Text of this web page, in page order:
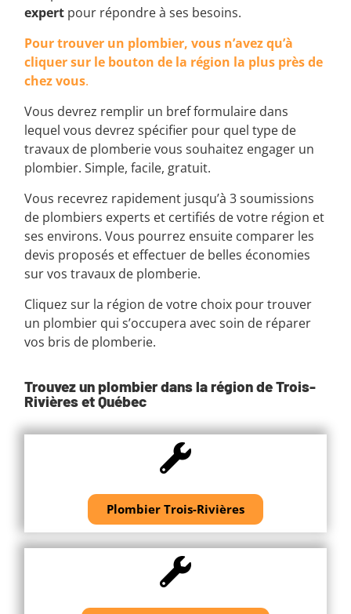
expert pour répondre à ses besoins.
Pour trouver un plombier, vous n’avez qu’à
cliquer sur le bouton de la région la plus près de
chez vous.
Vous devrez remplir un bref formulaire dans
lequel vous devrez spécifier pour quel type de
travaux de plomberie vous souhaitez engager un
plombier. Simple, facile, gratuit.
Vous recevrez rapidement jusqu’à 3 soumissions
de plombiers experts et certifiés de votre région et
ses environs. Vous pourrez ensuite comparer les
devis proposés et effectuer de belles économies
sur vos travaux de plomberie.
Cliquez sur la région de votre choix pour trouver
un plombier qui s’occupera avec soin de réparer
vos bris de plomberie.
Trouvez un plombier dans la région de Trois-
Rivières et Québec
Plombier Trois-Rivières